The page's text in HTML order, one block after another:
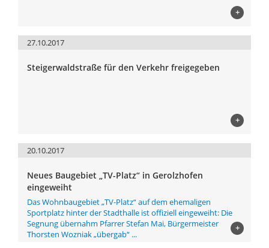
+
27.10.2017
Steigerwaldstraße für den Verkehr freigegeben
+
20.10.2017
Neues Baugebiet „TV-Platz“ in Gerolzhofen
eingeweiht
Das Wohnbaugebiet „TV-Platz“ auf dem ehemaligen
Sportplatz hinter der Stadthalle ist offiziell eingeweiht: Die
Segnung übernahm Pfarrer Stefan Mai, Bürgermeister
Thorsten Wozniak „übergab“ ...
+